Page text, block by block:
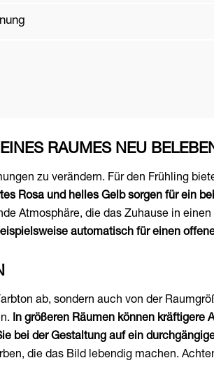
RAUMES NEU
zu verändern. Für den Frühling
Rosa und helles Gelb sorgen für ein
Atmosphäre, die das Zuhause in
automatisch für einen
ab, sondern auch von der
In größeren Räumen können kräftigere
bei der Gestaltung auf ein
die das Bild lebendig machen.